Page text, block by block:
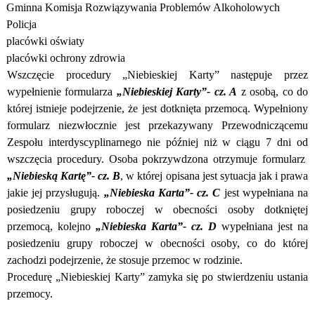
Gminna Komisja Rozwiązywania Problemów Alkoholowych
Policja
placówki oświaty
placówki ochrony zdrowia
Wszczęcie procedury „Niebieskiej Karty” następuje przez
wypełnienie formularza „Niebieskiej Karty”- cz. A z osobą, co do
której istnieje podejrzenie, że jest dotknięta przemocą. Wypełniony
formularz niezwłocznie jest przekazywany Przewodniczącemu
Zespołu interdyscyplinarnego nie później niż w ciągu 7 dni od
wszczęcia procedury. Osoba pokrzywdzona otrzymuje formularz
„Niebieską Kartę”- cz. B, w której opisana jest sytuacja jak i prawa
jakie jej przysługują. „Niebieska Karta”- cz. C jest wypełniana na
posiedzeniu grupy roboczej w obecności osoby dotkniętej
przemocą, kolejno „Niebieska Karta”- cz. D wypełniana jest na
posiedzeniu grupy roboczej w obecności osoby, co do której
zachodzi podejrzenie, że stosuje przemoc w rodzinie.
Procedurę „Niebieskiej Karty” zamyka się po stwierdzeniu ustania
przemocy.